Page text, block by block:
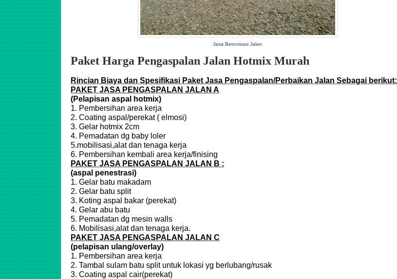
Jasa Betonisasi Jalan
Paket Harga Pengaspalan Jalan Hotmix Murah
Rincian Biaya dan Spesifikasi Paket Jasa Pengaspalan/Perbaikan Jalan Sebagai berikut:
PAKET JASA PENGASPALAN JALAN A
(Pelapisan aspal hotmix)
1. Pembersihan area kerja
2. Coating aspal/perekat ( elmosi)
3. Gelar hotmix 2cm
4. Pemadatan dg baby loler
5.mobilisasi,alat dan tenaga kerja
6. Pembersihan kembali area kerja/finising
PAKET JASA PENGASPALAN JALAN B :
(aspal penestrasi)
1. Gelar batu makadam
2. Gelar batu split
3. Koting aspal bakar (perekat)
4. Gelar abu batu
5. Pemadatan dg mesin walls
6. Mobilisasi,alat dan tenaga kerja.
PAKET JASA PENGASPALAN JALAN C
(pelapisan ulang/overlay)
1. Pembersihan area kerja
2. Tambal sulam batu split untuk lokasi yg berlubang/rusak
3. Coating aspal cair(perekat)